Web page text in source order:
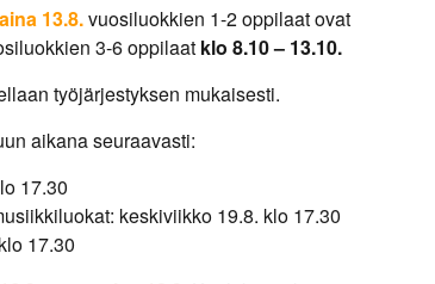
13.8.vuosiluokkien 1-2 oppilaat ovat
3-6 oppilaat klo 8.10 – 13.10.
työjärjestyksen mukaisesti.
aikana seuraavasti:
17.30
keskiviikko 19.8. klo 17.30
17.30